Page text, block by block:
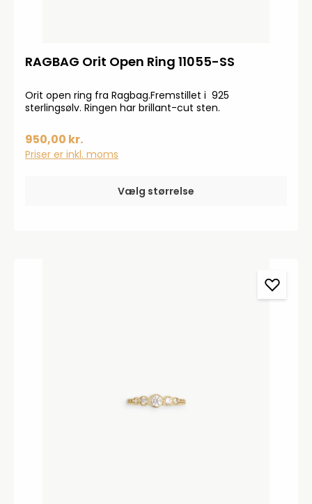
RAGBAG Orit Open Ring 11055-SS
Orit open ring fra Ragbag.Fremstillet i 925
sterlingsølv. Ringen har brillant-cut sten.
950,00 kr.
Priser er inkl. moms
Vælg størrelse